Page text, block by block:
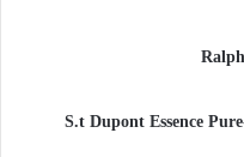
اس تی دوپونت اسنس پیور اوشن زنانه-S.t Dupont Essence Pure